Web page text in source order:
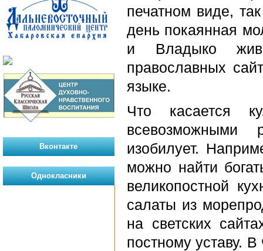
печатном виде,
день покаянная
и Владыко
православных
языке.
Что касается
всевозможными
изобилует.
можно найти
великопостной
салаты из
на светских
постному уставу.
Вконтакте
Однокласники